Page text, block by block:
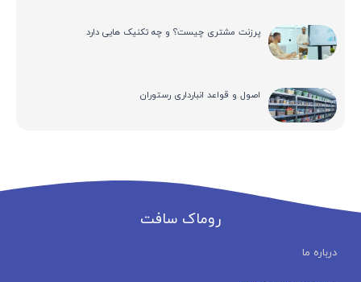
پرزنت مشتری چیست؟ و چه تکنیک هایی دارد
اصول و قواعد انبارداری رستوران
روماک سافت
درباره ما